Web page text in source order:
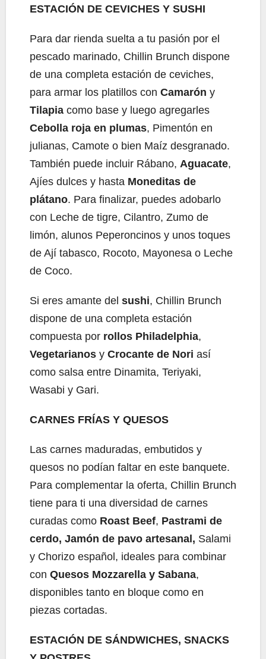
ESTACIÓN DE CEVICHES Y SUSHI
Para dar rienda suelta a tu pasión por el
pescado marinado, Chillin Brunch dispone
de una completa estación de ceviches,
para armar los platillos con Camarón y
Tilapia como base y luego agregarles
Cebolla roja en plumas, Pimentón en
julianas, Camote o bien Maíz desgranado.
También puede incluir Rábano, Aguacate,
Ajíes dulces y hasta Moneditas de
plátano. Para finalizar, puedes adobarlo
con Leche de tigre, Cilantro, Zumo de
limón, alunos Peperoncinos y unos toques
de Ají tabasco, Rocoto, Mayonesa o Leche
de Coco.
Si eres amante del sushi, Chillin Brunch
dispone de una completa estación
compuesta por rollos Philadelphia,
Vegetarianos y Crocante de Nori así
como salsa entre Dinamita, Teriyaki,
Wasabi y Gari.
CARNES FRÍAS Y QUESOS
Las carnes maduradas, embutidos y
quesos no podían faltar en este banquete.
Para complementar la oferta, Chillin Brunch
tiene para ti una diversidad de carnes
curadas como Roast Beef, Pastrami de
cerdo, Jamón de pavo artesanal, Salami
y Chorizo español, ideales para combinar
con Quesos Mozzarella y Sabana,
disponibles tanto en bloque como en
piezas cortadas.
ESTACIÓN DE SÁNDWICHES, SNACKS